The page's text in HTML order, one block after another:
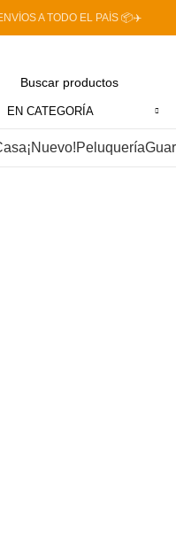
A TODO EL PAÍS 📦✈️
EN CATEGORÍA
¡Nuevo!Peluquería